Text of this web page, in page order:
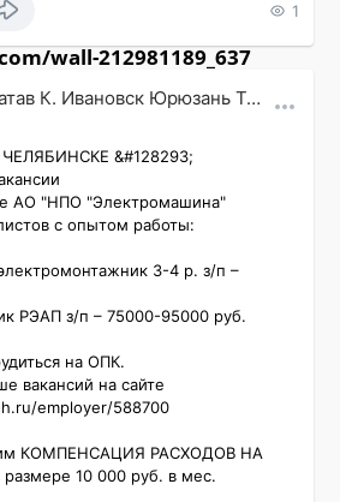
1
wall-212981189_637
Работа У. Катав К. Ивановск Юрюзань Трехгорный
&#128293;
АО "НПО "Электромашина"
с опытом работы:
3-4 р. з/п –
РЭАП з/п – 75000-95000 руб.
на ОПК.
вакансий на сайте
employer/588700
КОМПЕНСАЦИЯ РАСХОДОВ НА
10 000 руб. в мес.